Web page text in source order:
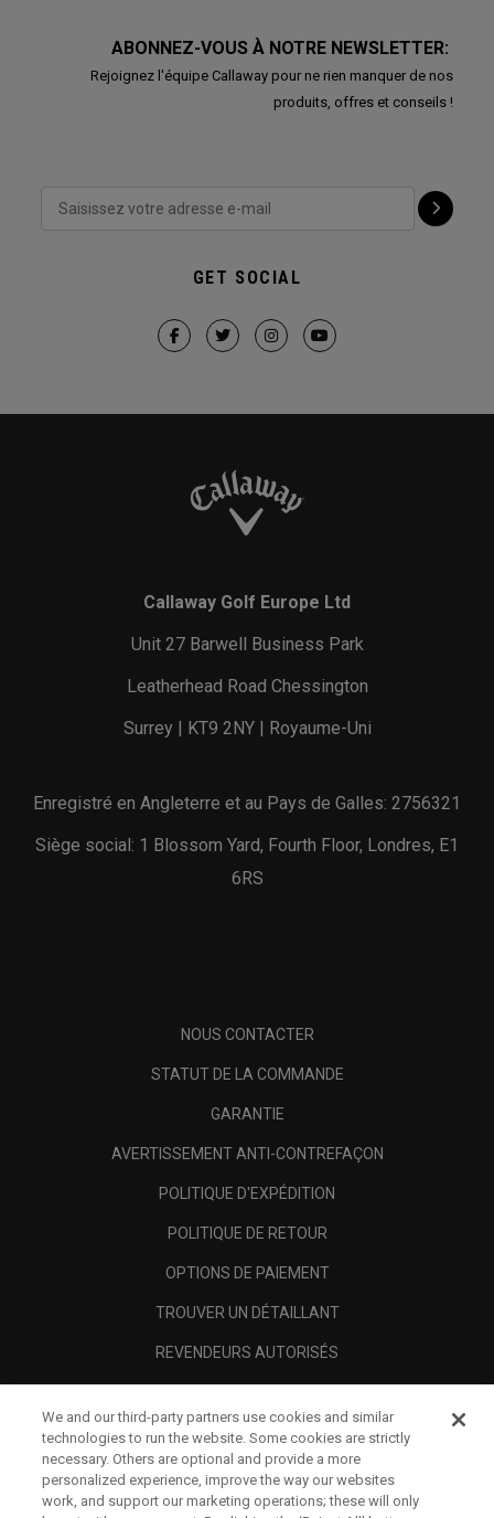
ABONNEZ-VOUS À NOTRE NEWSLETTER:
Rejoignez l'équipe Callaway pour ne rien manquer de nos
produits, offres et conseils !
GET SOCIAL
Callaway Golf Europe Ltd
Unit 27 Barwell Business Park
Leatherhead Road Chessington
Surrey | KT9 2NY | Royaume-Uni
Enregistré en Angleterre et au Pays de Galles: 2756321
Siège social: 1 Blossom Yard, Fourth Floor, Londres, E1
6RS
NOUS CONTACTER
STATUT DE LA COMMANDE
GARANTIE
AVERTISSEMENT ANTI-CONTREFAÇON
POLITIQUE D'EXPÉDITION
POLITIQUE DE RETOUR
OPTIONS DE PAIEMENT
TROUVER UN DÉTAILLANT
REVENDEURS AUTORISÉS
A PROPOS
MENTIONS LÉGALES
We and our third-party partners use cookies and similar
technologies to run the website. Some cookies are strictly
necessary. Others are optional and provide a more
personalized experience, improve the way our websites
work, and support our marketing operations; these will only